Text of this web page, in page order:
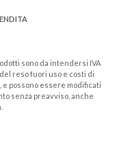
sono da intendersi IVA
reso fuori uso e costi di
e possono essere modificati
senza preavviso, anche